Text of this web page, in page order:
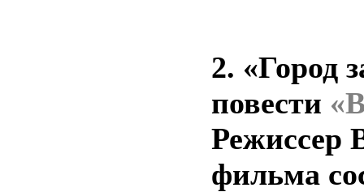
2. «Город
повести
Режиссер
фильма